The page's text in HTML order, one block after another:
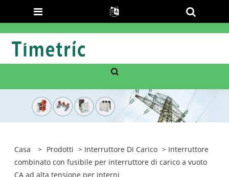
Casa > Prodotti > Interruttore Di Carico > Interruttore
combinato con fusibile per interruttore di carico a vuoto
CA ad alta tensione per interni